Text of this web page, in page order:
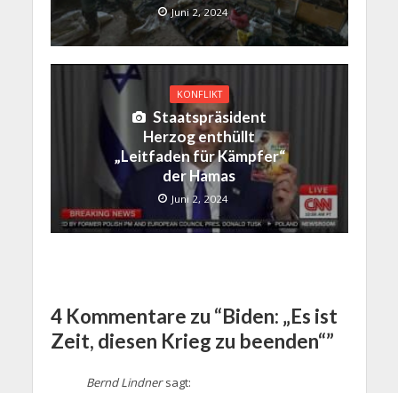
Juni 2, 2024
KONFLIKT
Staatspräsident
Herzog enthüllt
„Leitfaden für Kämpfer“
der Hamas
Juni 2, 2024
4 Kommentare zu “Biden: „Es ist
Zeit, diesen Krieg zu beenden“”
Bernd Lindner sagt: